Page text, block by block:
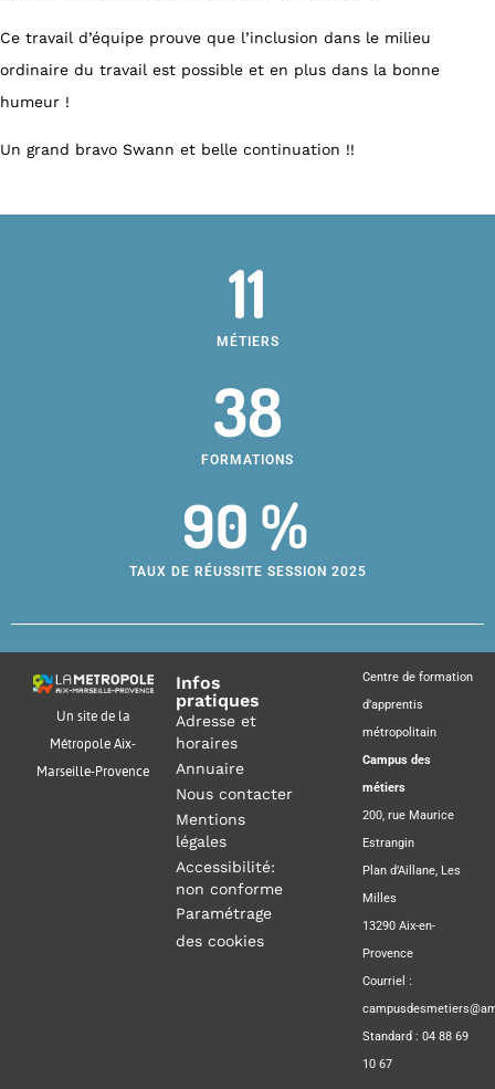
Ce travail d’équipe prouve que l’inclusion dans le milieu
ordinaire du travail est possible et en plus dans la bonne
humeur !
Un grand bravo Swann et belle continuation !!
11
MÉTIERS
38
FORMATIONS
90 %
TAUX DE RÉUSSITE SESSION 2025
Un site de la
Métropole Aix-
Marseille-Provence
Infos
pratiques
Adresse et
horaires
Annuaire
Nous contacter
Mentions
légales
Accessibilité:
non conforme
Paramétrage
des cookies
Centre de formation
d’apprentis
métropolitain
Campus des
métiers
200, rue Maurice
Estrangin
Plan d’Aillane, Les
Milles
13290 Aix-en-
Provence
Courriel :
Standard : 04 88 69
10 67